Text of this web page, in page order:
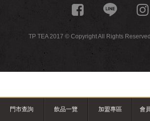
門市查詢 飲品一覽 加盟專區 會
TP TEA 2017 © Copyright All Rights